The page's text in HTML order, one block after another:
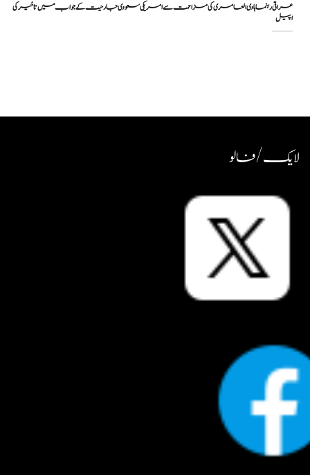
عراقی رہنما ہادی العامری کی مزاحمت سے امریکی سعودی جارحیت کے جواب میں تاخیر کی
اپیل
لایک / فالو